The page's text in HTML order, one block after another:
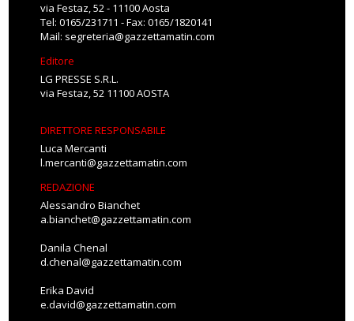
via Festaz, 52 - 11100 Aosta
Tel: 0165/231711 - Fax: 0165/1820141
Mail: segreteria@gazzettamatin.com
Editore
LG PRESSE S.R.L.
via Festaz, 52 11100 AOSTA
DIRETTORE RESPONSABILE
Luca Mercanti
l.mercanti@gazzettamatin.com
REDAZIONE
Alessandro Bianchet
a.bianchet@gazzettamatin.com
Danila Chenal
d.chenal@gazzettamatin.com
Erika David
e.david@gazzettamatin.com